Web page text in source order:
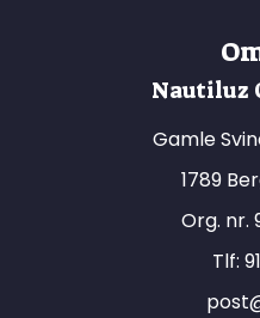
Nautiluz
Gamle
1789
Org. nr.
Tlf: